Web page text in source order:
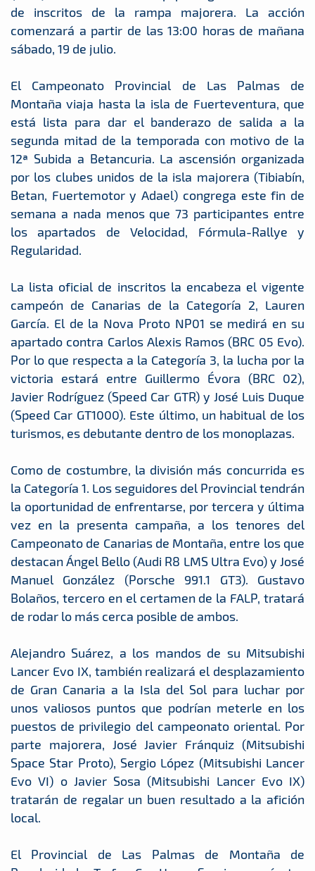
de inscritos de la rampa majorera. La acción
comenzará a partir de las 13:00 horas de mañana
sábado, 19 de julio.
El Campeonato Provincial de Las Palmas de
Montaña viaja hasta la isla de Fuerteventura, que
está lista para dar el banderazo de salida a la
segunda mitad de la temporada con motivo de la
12ª Subida a Betancuria. La ascensión organizada
por los clubes unidos de la isla majorera (Tibiabín,
Betan, Fuertemotor y Adael) congrega este fin de
semana a nada menos que 73 participantes entre
los apartados de Velocidad, Fórmula-Rallye y
Regularidad.
La lista oficial de inscritos la encabeza el vigente
campeón de Canarias de la Categoría 2, Lauren
García. El de la Nova Proto NP01 se medirá en su
apartado contra Carlos Alexis Ramos (BRC 05 Evo).
Por lo que respecta a la Categoría 3, la lucha por la
victoria estará entre Guillermo Évora (BRC 02),
Javier Rodríguez (Speed Car GTR) y José Luis Duque
(Speed Car GT1000). Este último, un habitual de los
turismos, es debutante dentro de los monoplazas.
Como de costumbre, la división más concurrida es
la Categoría 1. Los seguidores del Provincial tendrán
la oportunidad de enfrentarse, por tercera y última
vez en la presenta campaña, a los tenores del
Campeonato de Canarias de Montaña, entre los que
destacan Ángel Bello (Audi R8 LMS Ultra Evo) y José
Manuel González (Porsche 991.1 GT3). Gustavo
Bolaños, tercero en el certamen de la FALP, tratará
de rodar lo más cerca posible de ambos.
Alejandro Suárez, a los mandos de su Mitsubishi
Lancer Evo IX, también realizará el desplazamiento
de Gran Canaria a la Isla del Sol para luchar por
unos valiosos puntos que podrían meterle en los
puestos de privilegio del campeonato oriental. Por
parte majorera, José Javier Fránquiz (Mitsubishi
Space Star Proto), Sergio López (Mitsubishi Lancer
Evo VI) o Javier Sosa (Mitsubishi Lancer Evo IX)
tratarán de regalar un buen resultado a la afición
local.
El Provincial de Las Palmas de Montaña de